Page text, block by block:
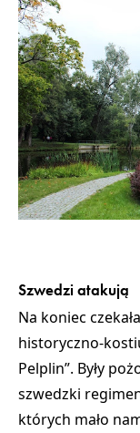
Szwedzi atakują
Na koniec
historyczno-
Pelplin”. Były
szwedzki
których mało